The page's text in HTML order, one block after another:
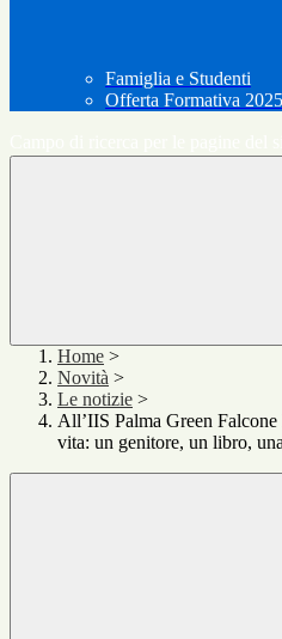
Famiglia e Studenti
Offerta Formativa
Home >
Novità >
Le notizie >
All’IIS Palma Green
vita: un genitore, un libro,